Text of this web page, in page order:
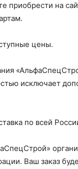
приобрести на
цены.
исключает
по всей
Ваш заказ